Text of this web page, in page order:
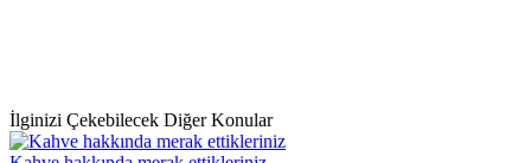
İlginizi Çekebilecek Diğer Konular